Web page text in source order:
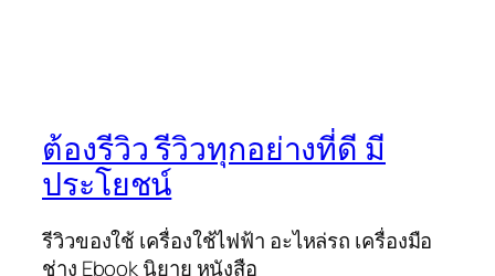
ต้องรีวิว รีวิวทุกอย่างที่ดี มี
ประโยชน์
รีวิวของใช้ เครื่องใช้ไฟฟ้า อะไหล่รถ เครื่องมือ
ช่าง Ebook นิยาย หนังสือ